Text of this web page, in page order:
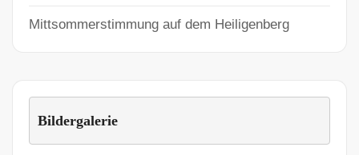
Mittsommerstimmung auf dem Heiligenberg
Bildergalerie